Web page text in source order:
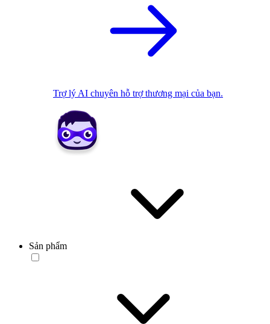
Trợ lý AI chuyên hỗ trợ thương mại của bạn.
Sản phẩm